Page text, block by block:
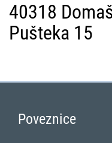
40318
Pušteka 15
Poveznice